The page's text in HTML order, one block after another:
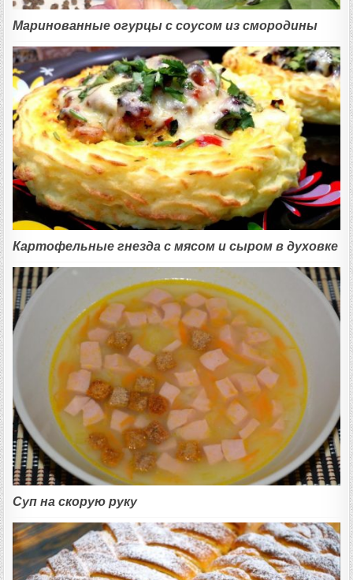
Маринованные огурцы с соусом из смородины
Картофельные гнезда с мясом и сыром в духовке
Суп на скорую руку